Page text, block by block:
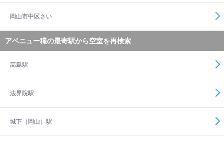
岡山市中区さい
アベニュー穝の最寄駅から空室を再検索
高島駅
法界院駅
城下（岡山）駅